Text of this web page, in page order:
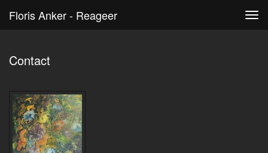
Floris Anker - Reageer
Contact